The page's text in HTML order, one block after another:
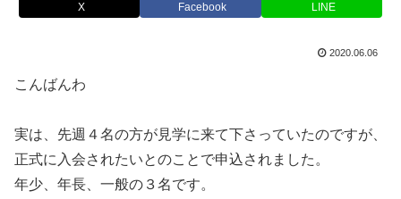
X Facebook LINE
2020.06.06
こんばんわ
実は、先週４名の方が見学に来て下さっていたのですが、
正式に入会されたいとのことで申込されました。
年少、年長、一般の３名です。